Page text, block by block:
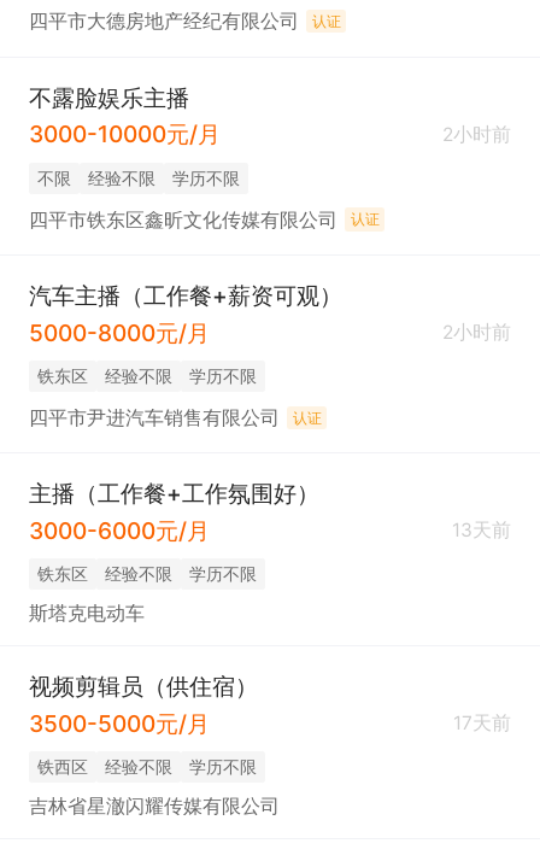
四平市大德房地产经纪有限公司 认证
不露脸娱乐主播
3000-10000元/月
2小时前
不限 经验不限 学历不限
四平市铁东区鑫昕文化传媒有限公司 认证
汽车主播（工作餐+薪资可观）
5000-8000元/月
2小时前
铁东区 经验不限 学历不限
四平市尹进汽车销售有限公司 认证
主播（工作餐+工作氛围好）
3000-6000元/月
13天前
铁东区 经验不限 学历不限
斯塔克电动车
视频剪辑员（供住宿）
3500-5000元/月
17天前
铁西区 经验不限 学历不限
吉林省星澈闪耀传媒有限公司